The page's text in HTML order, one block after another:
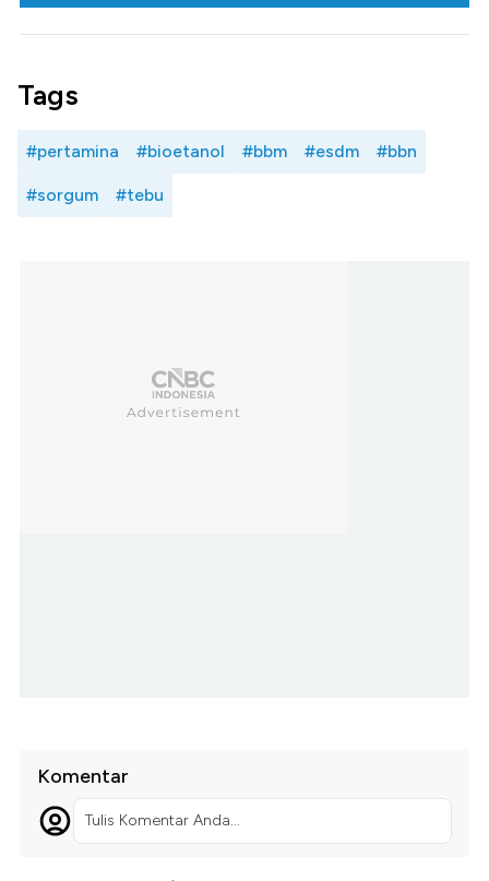
Tags
#pertamina #bioetanol #bbm #esdm #bbn
#sorgum #tebu
Komentar
Tulis Komentar Anda...